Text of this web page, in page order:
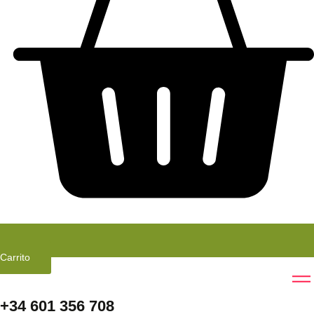
Carrito
+34 601 356 708